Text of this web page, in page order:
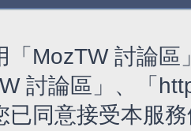
「MozTW 討論
討論區」、「
已同意接受本服